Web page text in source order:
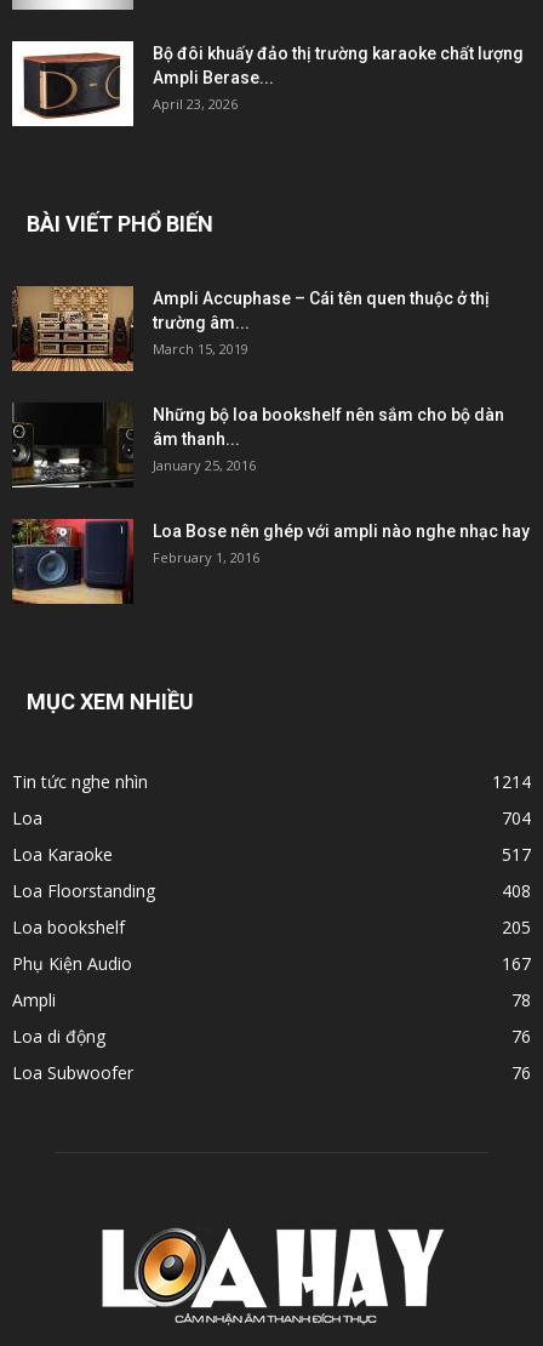
Bộ đôi khuấy đảo thị trường karaoke chất lượng
Ampli Berase...
April 23, 2026
BÀI VIẾT PHỔ BIẾN
Ampli Accuphase – Cái tên quen thuộc ở thị
trường âm...
March 15, 2019
Những bộ loa bookshelf nên sắm cho bộ dàn
âm thanh...
January 25, 2016
Loa Bose nên ghép với ampli nào nghe nhạc hay
February 1, 2016
MỤC XEM NHIỀU
Tin tức nghe nhìn
1214
Loa
704
Loa Karaoke
517
Loa Floorstanding
408
Loa bookshelf
205
Phụ Kiện Audio
167
Ampli
78
Loa di động
76
Loa Subwoofer
76